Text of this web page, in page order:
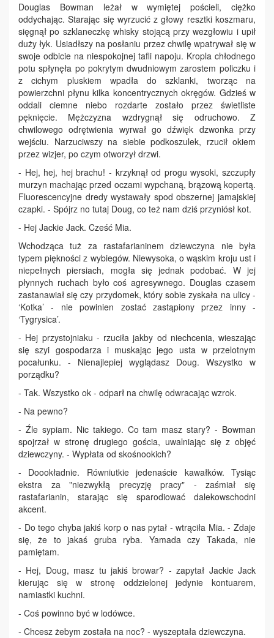
Douglas Bowman leżał w wymiętej pościeli, ciężko
oddychając. Starając się wyrzucić z głowy resztki koszmaru,
sięgnął po szklaneczkę whisky stojącą przy wezgłowiu i upił
duży łyk. Usiadłszy na posłaniu przez chwilę wpatrywał się w
swoje odbicie na niespokojnej tafli napoju. Kropla chłodnego
potu spłynęła po pokrytym dwudniowym zarostem policzku i
z cichym pluskiem wpadła do szklanki, tworząc na
powierzchni płynu kilka koncentrycznych okręgów. Gdzieś w
oddali ciemne niebo rozdarte zostało przez świetliste
pęknięcie. Mężczyzna wzdrygnął się odruchowo. Z
chwilowego odrętwienia wyrwał go dźwięk dzwonka przy
wejściu. Narzuciwszy na siebie podkoszulek, rzucił okiem
przez wizjer, po czym otworzył drzwi.
- Hej, hej, hej brachu! - krzyknął od progu wysoki, szczupły
murzyn machając przed oczami wypchaną, brązową kopertą.
Fluorescencyjne dredy wystawały spod obszernej jamajskiej
czapki. - Spójrz no tutaj Doug, co też nam dziś przyniósł kot.
- Hej Jackie Jack. Cześć Mia.
Wchodząca tuż za rastafarianinem dziewczyna nie była
typem piękności z wybiegów. Niewysoka, o wąskim kroju ust i
niepełnych piersiach, mogła się jednak podobać. W jej
płynnych ruchach było coś agresywnego. Douglas czasem
zastanawiał się czy przydomek, który sobie zyskała na ulicy -
‘Kotka’ - nie powinien zostać zastąpiony przez inny -
‘Tygrysica’.
- Hej przystojniaku - rzuciła jakby od niechcenia, wieszając
się szyi gospodarza i muskając jego usta w przelotnym
pocałunku. - Nienajlepiej wyglądasz Doug. Wszystko w
porządku?
- Tak. Wszystko ok - odparł na chwilę odwracając wzrok.
- Na pewno?
- Źle sypiam. Nic takiego. Co tam masz stary? - Bowman
spojrzał w stronę drugiego gościa, uwalniając się z objęć
dziewczyny. - Wypłata od skośnookich?
- Doookładnie. Równiutkie jedenaście kawałków. Tysiąc
ekstra za "niezwykłą precyzję pracy" - zaśmiał się
rastafarianin, starając się sparodiować dalekowschodni
akcent.
- Do tego chyba jakiś korp o nas pytał - wtrąciła Mia. - Zdaje
się, że to jakaś gruba ryba. Yamada czy Takada, nie
pamiętam.
- Hej, Doug, masz tu jakiś browar? - zapytał Jackie Jack
kierując się w stronę oddzielonej jedynie kontuarem,
namiastki kuchni.
- Coś powinno być w lodówce.
- Chcesz żebym została na noc? - wyszeptała dziewczyna.